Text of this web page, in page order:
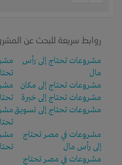
روابط سريعة للبحث عن
مشروعات تحتاج إلى رأس
مال
مشروعات تحتاج إلى مكان
مشروعات تحتاج إلى خبرة
مشروعات تحتاج إلى تسويق
مشروعات في مصر تحتاج
إلى رأس مال
مشروعات في مصر تحتاج